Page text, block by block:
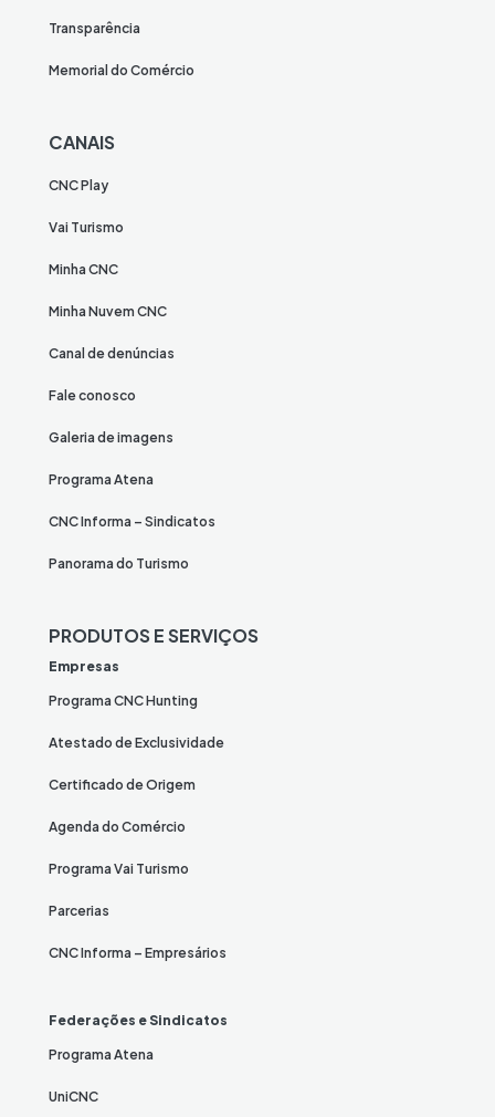
Transparência
Memorial do Comércio
CANAIS
CNC Play
Vai Turismo
Minha CNC
Minha Nuvem CNC
Canal de denúncias
Fale conosco
Galeria de imagens
Programa Atena
CNC Informa – Sindicatos
Panorama do Turismo
PRODUTOS E SERVIÇOS
Empresas
Programa CNC Hunting
Atestado de Exclusividade
Certificado de Origem
Agenda do Comércio
Programa Vai Turismo
Parcerias
CNC Informa – Empresários
Federações e Sindicatos
Programa Atena
UniCNC